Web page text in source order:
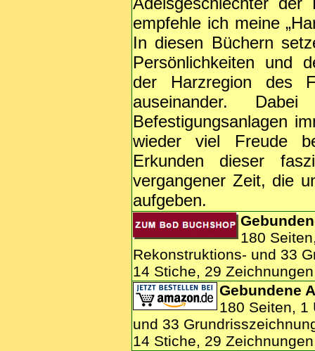
empfehle ich meine
In diesen Büchern
Persönlichkeiten und
der Harzregion des
auseinander.
Befestigungsanlagen
wieder viel Freude
Erkunden dieser
vergangener Zeit, die
aufgeben.
180
Rekonstruktions- und 33
14 Stiche, 29
Gebundene
180 Seiten, 1
und 33
14 Stiche, 29